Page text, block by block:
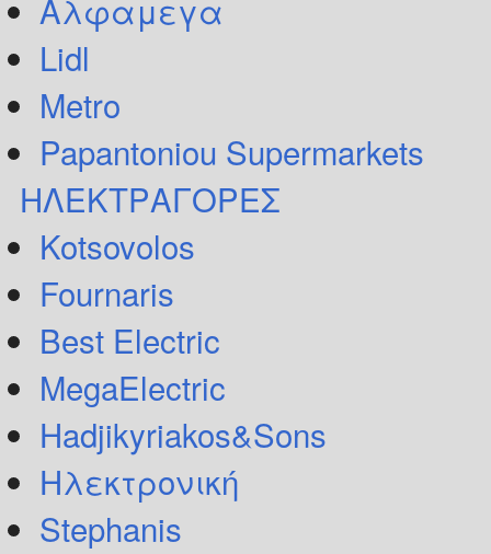
Αλφαμεγα
Lidl
Metro
Papantoniou Supermarkets
ΗΛΕΚΤΡΑΓΟΡΕΣ
Kotsovolos
Fournaris
Best Electric
MegaElectric
Hadjikyriakos&Sons
Ηλεκτρονική
Stephanis